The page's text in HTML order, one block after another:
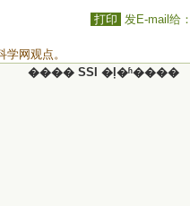
打印 发E-mail给
学网观点。
���� SSI �ļ�ʱ����